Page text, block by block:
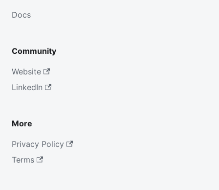
Docs
Community
Website
LinkedIn
More
Privacy Policy
Terms